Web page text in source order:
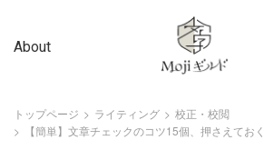
About
トップページ ライティング
校正・校閲
【簡単】文章チェックのコツ15個、押さえてお